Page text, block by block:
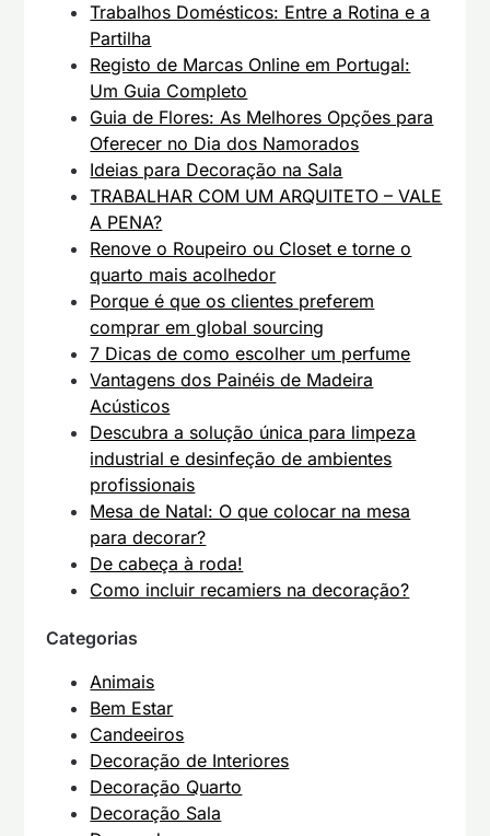
Trabalhos Domésticos: Entre a Rotina e a
Partilha
Registo de Marcas Online em Portugal:
Um Guia Completo
Guia de Flores: As Melhores Opções para
Oferecer no Dia dos Namorados
Ideias para Decoração na Sala
TRABALHAR COM UM ARQUITETO – VALE
A PENA?
Renove o Roupeiro ou Closet e torne o
quarto mais acolhedor
Porque é que os clientes preferem
comprar em global sourcing
7 Dicas de como escolher um perfume
Vantagens dos Painéis de Madeira
Acústicos
Descubra a solução única para limpeza
industrial e desinfeção de ambientes
profissionais
Mesa de Natal: O que colocar na mesa
para decorar?
De cabeça à roda!
Como incluir recamiers na decoração?
Categorias
Animais
Bem Estar
Candeeiros
Decoração de Interiores
Decoração Quarto
Decoração Sala